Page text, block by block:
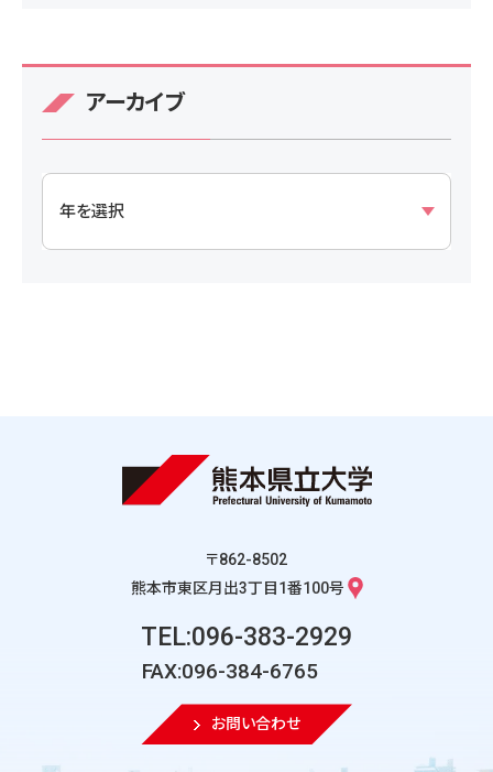
アーカイブ
〒862-8502
熊本市東区月出3丁目1番100号
TEL:096-383-2929
FAX:096-384-6765
お問い合わせ